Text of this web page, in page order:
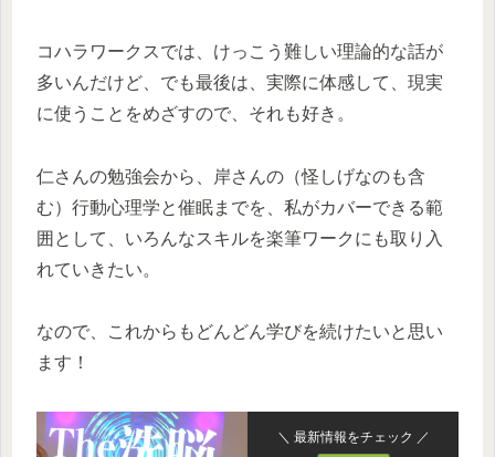
コハラワークスでは、けっこう難しい理論的な話が
多いんだけど、でも最後は、実際に体感して、現実
に使うことをめざすので、それも好き。
仁さんの勉強会から、岸さんの（怪しげなのも含
む）行動心理学と催眠までを、私がカバーできる範
囲として、いろんなスキルを楽筆ワークにも取り入
れていきたい。
なので、これからもどんどん学びを続けたいと思い
ます！
＼ 最新情報をチェック ／